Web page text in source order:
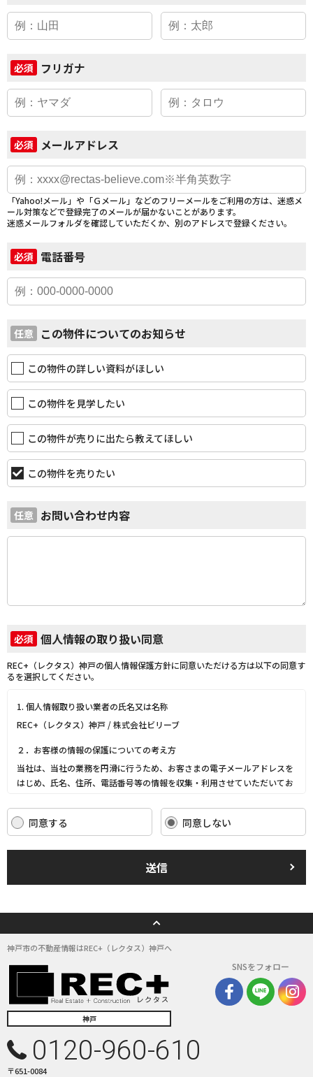
必須 フリガナ
必須 メールアドレス
「Yahoo!メール」や「Ｇメール」などのフリーメールをご利用の方は、迷惑メ
ール対策などで登録完了のメールが届かないことがあります。
迷惑メールフォルダを確認していただくか、別のアドレスで登録ください。
必須 電話番号
任意 この物件についてのお知らせ
この物件の詳しい資料がほしい
この物件を見学したい
この物件が売りに出たら教えてほしい
この物件を売りたい
任意 お問い合わせ内容
必須 個人情報の取り扱い同意
REC+（レクタス）神戸の個人情報保護方針に同意いただける方は以下の同意す
るを選択してください。
1. 個人情報取り扱い業者の氏名又は名称
REC+（レクタス）神戸 / 株式会社ビリーブ
２．お客様の情報の保護についての考え方
当社は、当社の業務を円滑に行うため、お客さまの電子メールアドレスを
はじめ、氏名、住所、電話番号等の情報を収集・利用させていただいてお
当社は、これらのお客さまの個人情報（以下「お客さま情報」といいま
す。）の適正な保護を重大な責務と認識し、この責務を果たすために、次
法令を遵守し、適切に取り扱います。また、適宜取扱いの改善に努めま
す。
ます。また、取引先等に対しても適切にお客さま情報を取り扱うように要
(3) お客さま情報の収集に際しては、利用目的を特定して通知または公表
(4) お客さま情報の漏洩、紛失、改ざん等を防止するために必要な 対策を
講じて適切な管理を行います。
(5) 保有するお客さま情報について、お客さま本人からの開示、訂正、削
除、利用停止の依頼を所定の窓口でお受けして、誠意をもって対応いたし
具体的には、以下の内容に従ってお客さま情報の取り扱いをいたします。
３．お客様の情報の利用目的
同意する 同意しない
送信
神戸市の不動産情報はREC+（レクタス）神戸へ
神戸
SNSをフォロー
0120-960-610
〒651-0084